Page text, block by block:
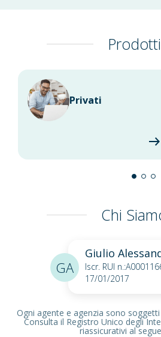
Prodotti
Privati
Chi
Giulio
Iscr. RUI
17/01/2017
GA
Ogni agente e agenzia sono soggetti
Consulta il Registro Unico degli
riassicurativi al